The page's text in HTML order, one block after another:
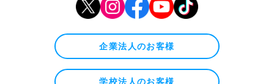
企業法人のお客様
学校法人のお客様